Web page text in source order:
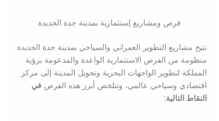
فرص ومشاريع إستثمارية بمدينة جدة الجديدة
تتيح مشاريع التطوير العمراني والسياحي بمدينة جدة الجديدة
منظومة من الفرص الاستثمارية الواعدة والمدعومة برؤية
المملكة لتطوير الواجهات البحرية وتحويل المدينة إلى مركز
اقتصادي وسياحي عالمي، وتتلخص أبرز هذه الفرص في
النقاط التالية: